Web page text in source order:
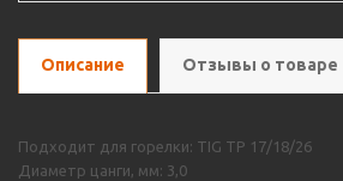
Описание Отзывы о товаре
Подходит для горелки: TIG TP 17/18/26
Диаметр цанги, мм: 3,0